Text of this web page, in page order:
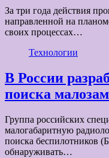
За три года действия
направленной на
своих процессах…
Технологии
В России
поиска
Группа российских
малогабаритную
поиска беспилотников
обнаруживать…